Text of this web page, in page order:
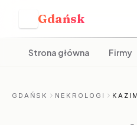
Gdańsk
Strona główna Firmy
GDAŃSK NEKROLOGI